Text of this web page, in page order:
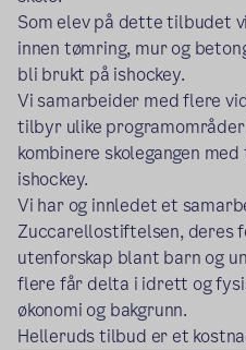
Som elev på dette tilbudet
innen tømring, mur og
bli brukt på ishockey.
Vi samarbeider med flere
tilbyr ulike
kombinere skolegangen
ishockey.
Vi har og innledet et
Zuccarellostiftelsen, deres
utenforskap blant barn og
flere får delta i idrett og
økonomi og bakgrunn.
Helleruds tilbud er et